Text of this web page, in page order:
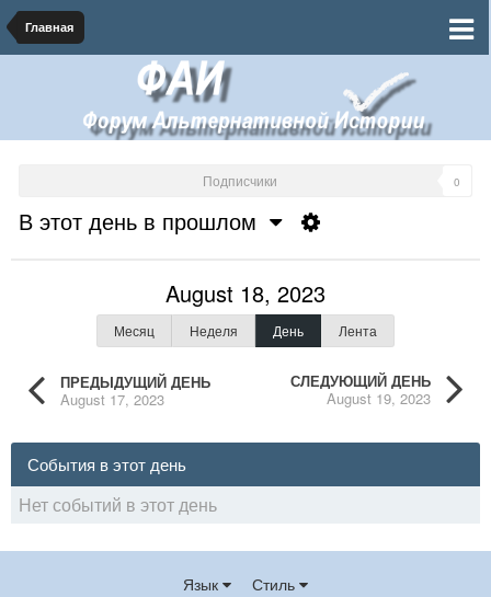
Главная
Подписчики 0
В этот день в прошлом
ПРЕДЫДУЩИЙ ДЕНЬ
August 17, 2023
August 18, 2023
Месяц Неделя День Лента
СЛЕДУЮЩИЙ ДЕНЬ
August 19, 2023
События в этот день
Нет событий в этот день
Язык Стиль